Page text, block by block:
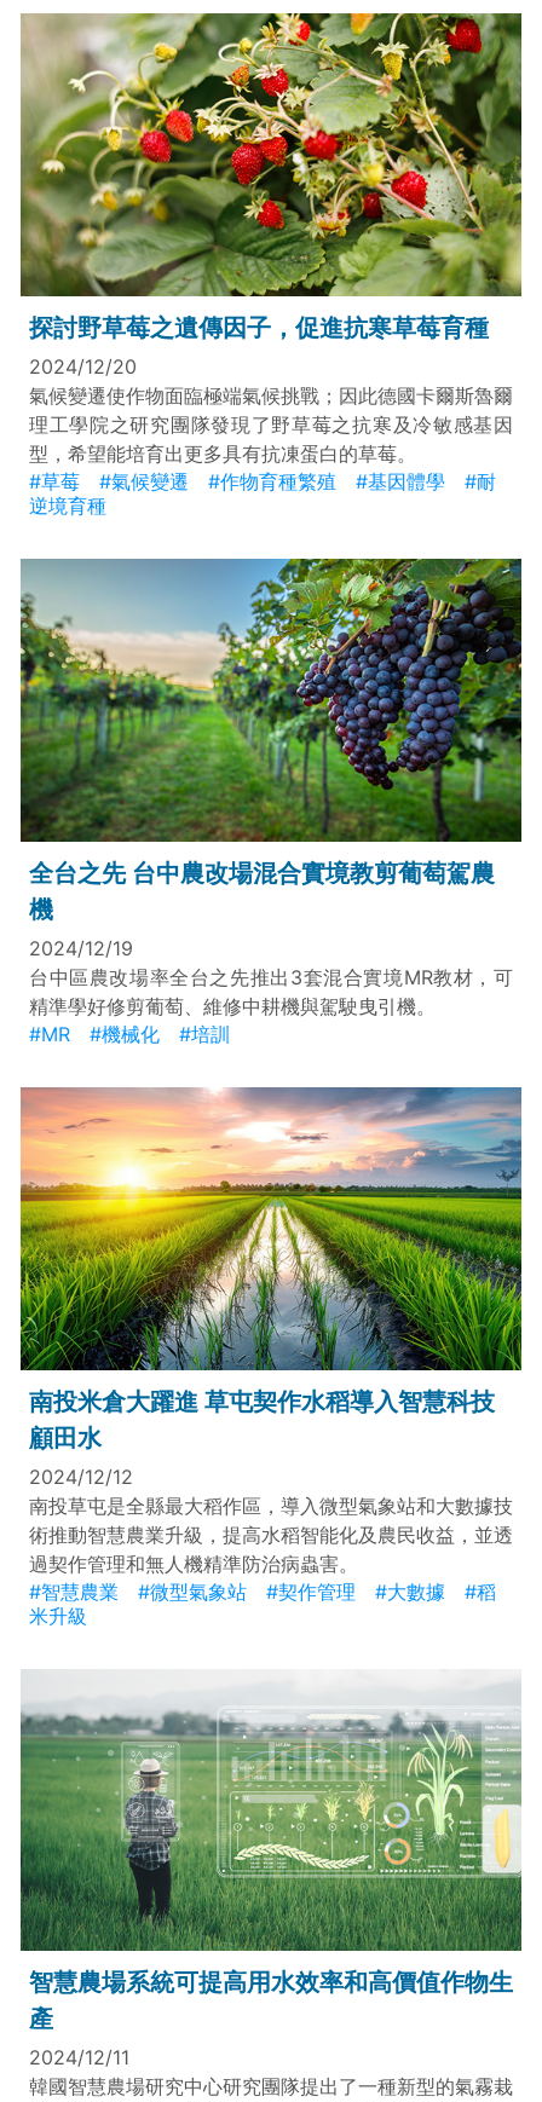
探討野草莓之遺傳因子，促進抗寒草莓育種
2024/12/20
氣候變遷使作物面臨極端氣候挑戰；因此德國卡爾斯魯爾
理工學院之研究團隊發現了野草莓之抗寒及冷敏感基因
型，希望能培育出更多具有抗凍蛋白的草莓。
#草莓
#氣候變遷 #作物育種繁殖 #基因體學
#耐
逆境育種
全台之先 台中農改場混合實境教剪葡萄駕農
機
2024/12/19
台中區農改場率全台之先推出3套混合實境MR教材，可
精準學好修剪葡萄、維修中耕機與駕駛曳引機。
#MR
#機械化 #培訓
南投米倉大躍進 草屯契作水稻導入智慧科技
顧田水
2024/12/12
南投草屯是全縣最大稻作區，導入微型氣象站和大數據技
術推動智慧農業升級，提高水稻智能化及農民收益，並透
過契作管理和無人機精準防治病蟲害。
#智慧農業
#微型氣象站 #契作管理 #大數據
#稻
米升級
智慧農場系統可提高用水效率和高價值作物生
產
2024/12/11
韓國智慧農場研究中心研究團隊提出了一種新型的氣霧栽